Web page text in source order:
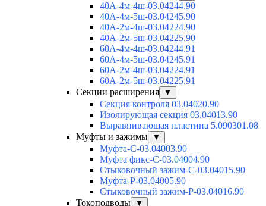
40А-4м-4ш-03.04244.90
40А-4м-5ш-03.04245.90
40А-2м-4ш-03.04224.90
40А-2м-5ш-03.04225.90
60А-4м-4ш-03.04244.91
60А-4м-5ш-03.04245.91
60А-2м-4ш-03.04224.91
60А-2м-5ш-03.04225.91
Секции расширения
▼
Секция контроля 03.04020.90
Изолирующая секция 03.04013.90
Выравнивающая пластина 5.090301.08
Муфты и зажимы
▼
Муфта-С-03.04003.90
Муфта фикс-С-03.04004.90
Стыковочный зажим-С-03.04015.90
Муфта-Р-03.04005.90
Стыковочный зажим-Р-03.04016.90
Токоподводы
▼